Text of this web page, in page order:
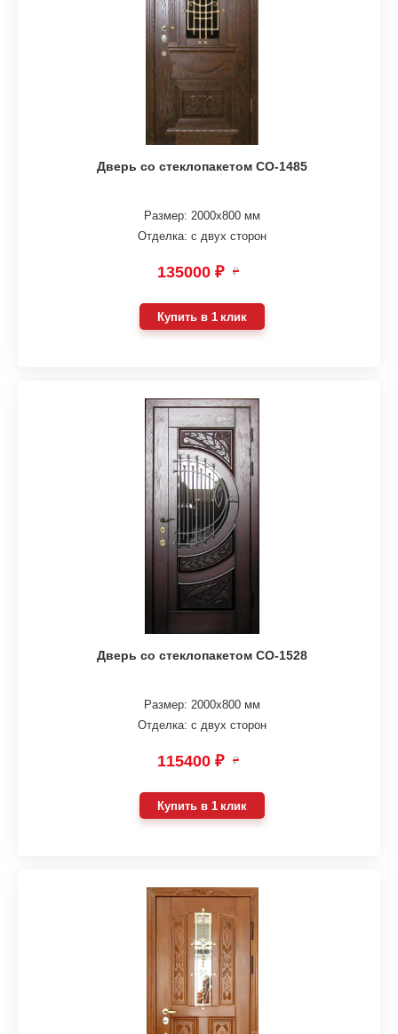
Дверь со стеклопакетом СО-1485
Размер: 2000х800 мм
Отделка: с двух сторон
135000 ₽ ₽
Купить в 1 клик
Дверь со стеклопакетом СО-1528
Размер: 2000х800 мм
Отделка: с двух сторон
115400 ₽ ₽
Купить в 1 клик